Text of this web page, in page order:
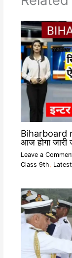
Biharboard
आज होगा जारी
Leave a
Class 9th,